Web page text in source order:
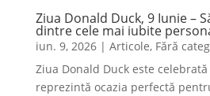
Ziua Donald Duck, 9 Iunie –
dintre cele mai iubite
iun. 9, 2026| Articole, Fără
Ziua Donald Duck este
reprezintă ocazia perfectă